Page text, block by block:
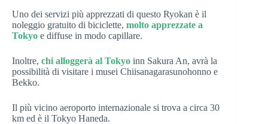
Uno dei servizi più apprezzati di questo Ryokan è il
noleggio gratuito di biciclette, molto apprezzate a
Tokyo e diffuse in modo capillare.
Inoltre, chi alloggerà al Tokyo inn Sakura An, avrà la
possibilità di visitare i musei Chiisanagarasunohonno e
Bekko.
Il più vicino aeroporto internazionale si trova a circa 30
km ed è il Tokyo Haneda.